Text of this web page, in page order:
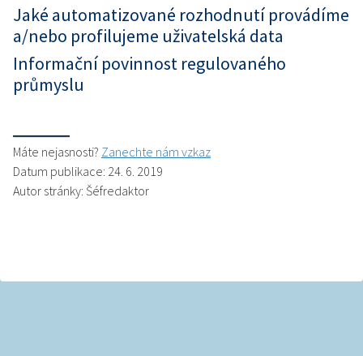
Jaké automatizované rozhodnutí provádíme
a/nebo profilujeme uživatelská data
Informační povinnost regulovaného
průmyslu
Máte nejasnosti? Zanechte nám vzkaz
Datum publikace: 24. 6. 2019
Autor stránky: Šéfredaktor